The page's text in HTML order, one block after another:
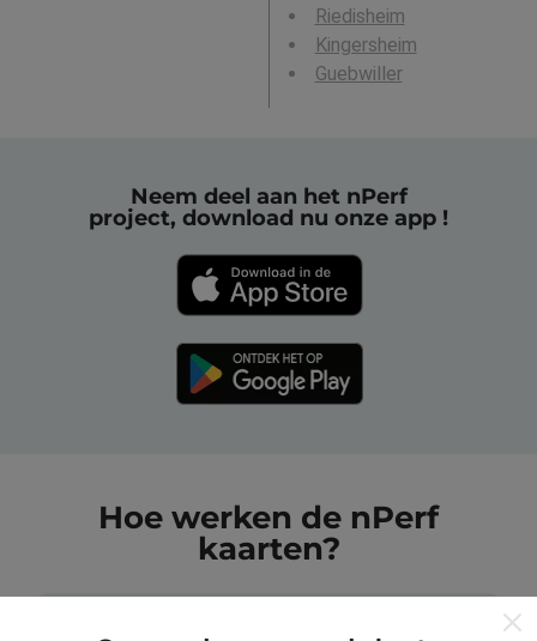
Riedisheim
Kingersheim
Guebwiller
Neem deel aan het nPerf
project, download nu onze app !
Hoe werken de nPerf
kaarten?